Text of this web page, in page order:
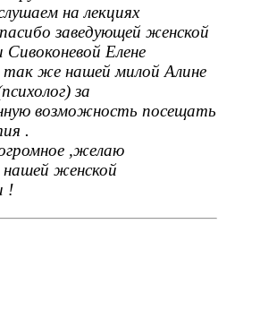
на лекциях
заведующей женской
Сивоконевой Елене
так же нашей милой Алине
за
возможность посещать
.
,желаю
нашей женской
!